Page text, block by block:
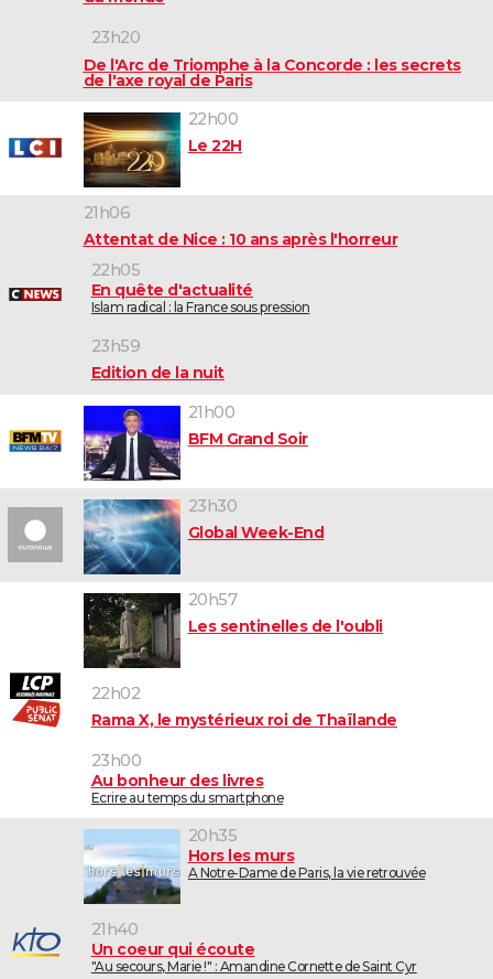
23h20
De l'Arc de Triomphe à la Concorde : les secrets
de l'axe royal de Paris
22h00
Le 22H
21h06
Attentat de Nice : 10 ans après l'horreur
22h05
En quête d'actualité
Islam radical : la France sous pression
23h59
Edition de la nuit
21h00
BFM Grand Soir
23h30
Global Week-End
20h57
Les sentinelles de l'oubli
22h02
Rama X, le mystérieux roi de Thaïlande
23h00
Au bonheur des livres
Ecrire au temps du smartphone
20h35
Hors les murs
A Notre-Dame de Paris, la vie retrouvée
21h40
Un coeur qui écoute
"Au secours, Marie !" : Amandine Cornette de Saint Cyr